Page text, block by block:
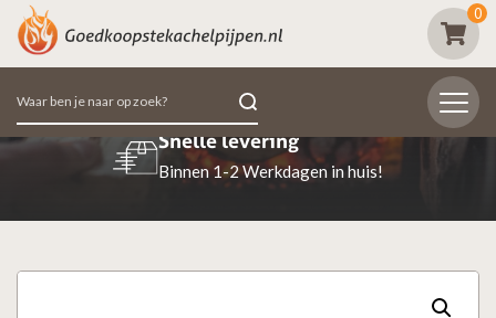
0
Zoeken
naar:
Snelle levering
Binnen 1-2 Werkdagen in huis!